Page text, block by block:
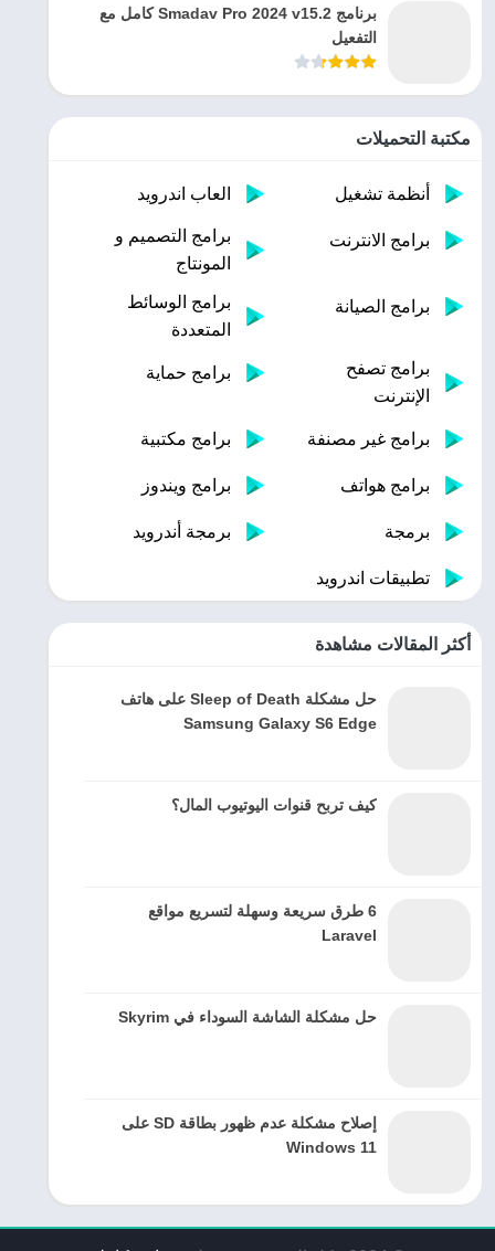
برنامج Smadav Pro 2024 v15.2 كامل مع
التفعيل
مكتبة التحميلات
أنظمة تشغيل العاب اندرويد
برامج الانترنت
برامج التصميم و
المونتاج
برامج الصيانة
برامج الوسائط
المتعددة
برامج تصفح
الإنترنت
برامج حماية
برامج غير مصنفة برامج مكتبية
برامج هواتف برامج ويندوز
برمجة برمجة أندرويد
تطبيقات اندرويد
أكثر المقالات مشاهدة
حل مشكلة Sleep of Death على هاتف
Samsung Galaxy S6 Edge
كيف تربح قنوات اليوتيوب المال؟
6 طرق سريعة وسهلة لتسريع مواقع
Laravel
حل مشكلة الشاشة السوداء في Skyrim
إصلاح مشكلة عدم ظهور بطاقة SD على
Windows 11